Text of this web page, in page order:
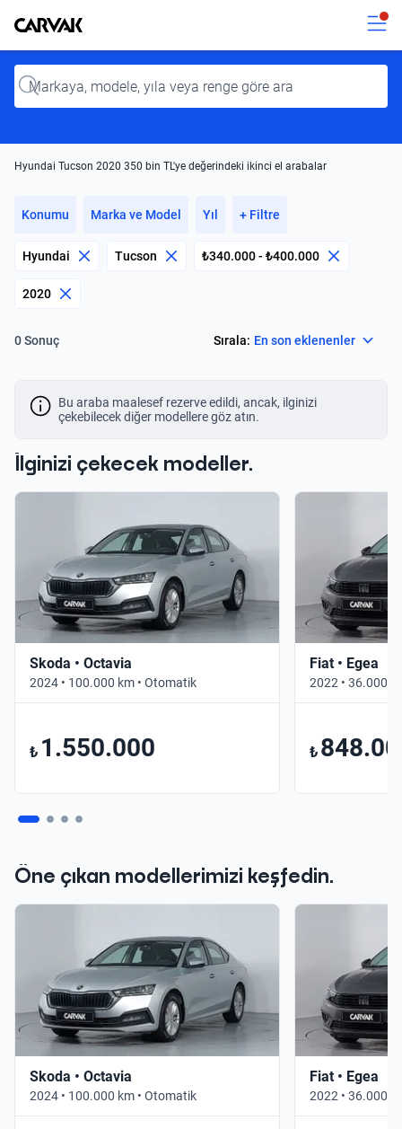
Kavak
Input
Hyundai Tucson 2020 350 bin TL'ye değerindeki ikinci el arabalar
Konumu Marka ve Model Yıl + Filtre
Hyundai Tucson ₺340.000 - ₺400.000
2020
0 Sonuç Sırala: En son eklenenler
Bu araba maalesef rezerve edildi, ancak, ilginizi
çekebilecek diğer modellere göz atın.
İlginizi çekecek modeller.
Skoda • Octavia
2024 • 100.000 km • Otomatik
₺ 1.550.000
Fiat • Egea
2022 • 36.000
₺
Öne çıkan modellerimizi keşfedin.
Skoda • Octavia
2024 • 100.000 km • Otomatik
Fiat • Egea
2022 • 36.000